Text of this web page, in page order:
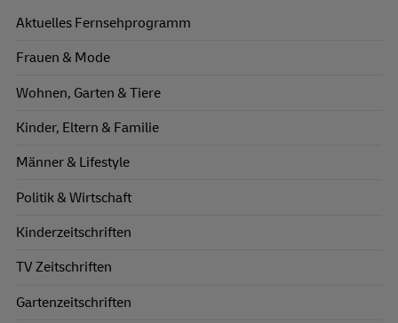
Aktuelles Fernsehprogramm
Frauen & Mode
Wohnen, Garten & Tiere
Kinder, Eltern & Familie
Männer & Lifestyle
Politik & Wirtschaft
Kinderzeitschriften
TV Zeitschriften
Gartenzeitschriften